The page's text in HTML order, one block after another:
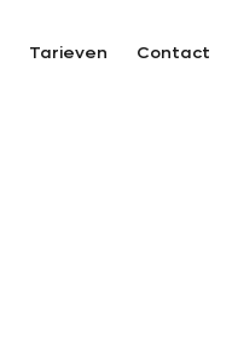
Tarieven Contact